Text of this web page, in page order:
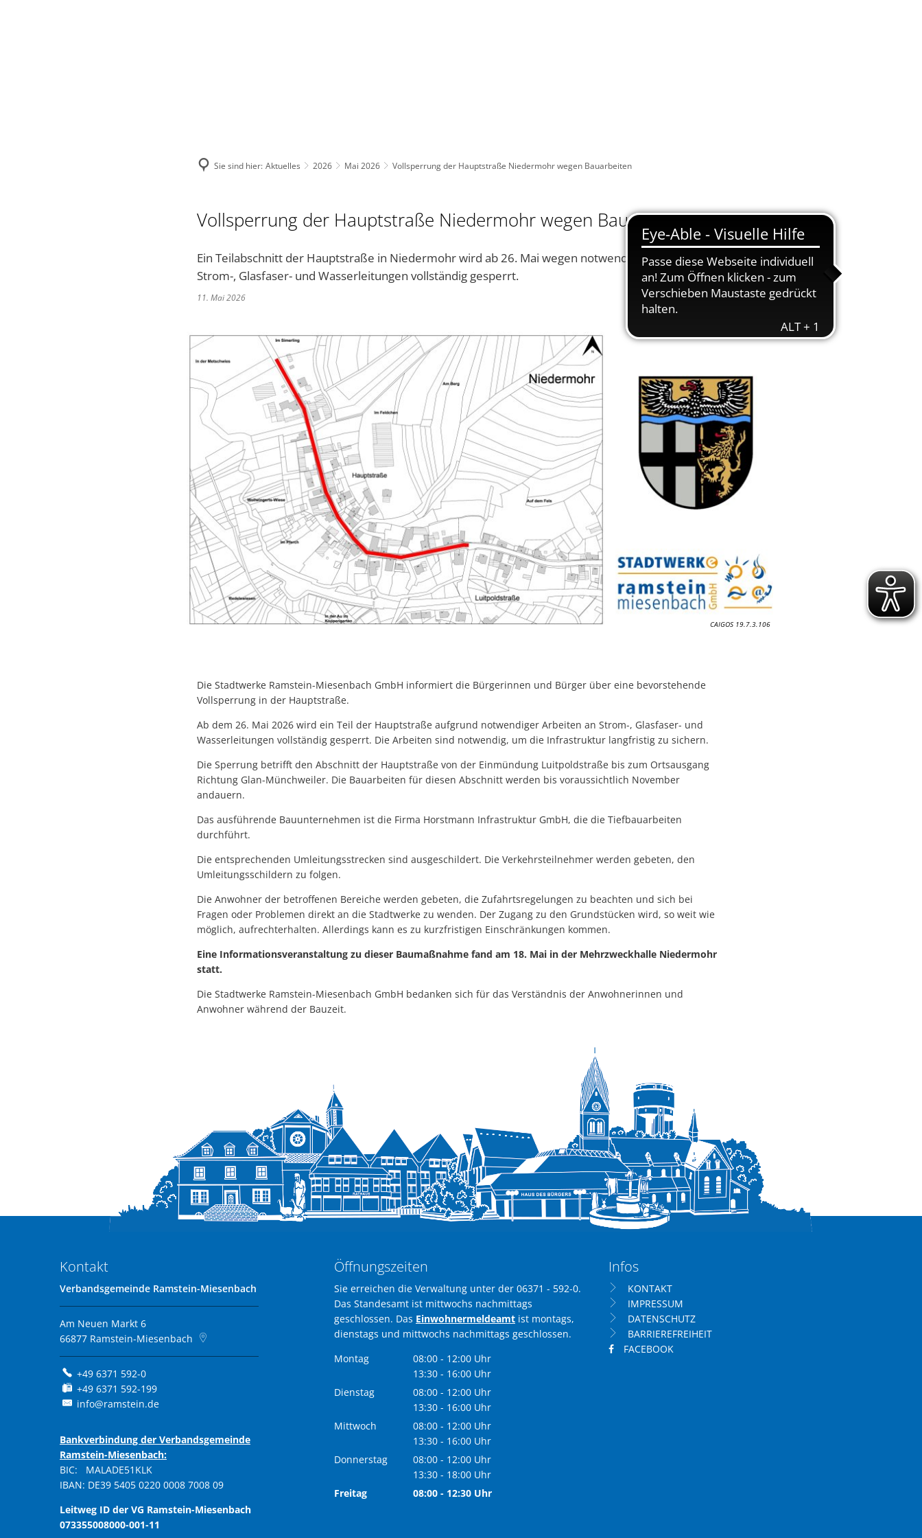
Sie sind hier: Aktuelles 2026 Mai 2026 Vollsperrung der Hauptstraße Niedermohr wegen Bauarbeiten
Vollsperrung der Hauptstraße Niedermohr wegen Bauarbeiten
Ein Teilabschnitt der Hauptstraße in Niedermohr wird ab 26. Mai wegen notwendiger Arbeiten an
Strom-, Glasfaser- und Wasserleitungen vollständig gesperrt.
11. Mai 2026
CAIGOS 19.7.3.106
Die Stadtwerke Ramstein-Miesenbach GmbH informiert die Bürgerinnen und Bürger über eine bevorstehende
Vollsperrung in der Hauptstraße.
Ab dem 26. Mai 2026 wird ein Teil der Hauptstraße aufgrund notwendiger Arbeiten an Strom-, Glasfaser- und
Wasserleitungen vollständig gesperrt. Die Arbeiten sind notwendig, um die Infrastruktur langfristig zu sichern.
Die Sperrung betrifft den Abschnitt der Hauptstraße von der Einmündung Luitpoldstraße bis zum Ortsausgang
Richtung Glan-Münchweiler. Die Bauarbeiten für diesen Abschnitt werden bis voraussichtlich November
andauern.
Das ausführende Bauunternehmen ist die Firma Horstmann Infrastruktur GmbH, die die Tiefbauarbeiten
durchführt.
Die entsprechenden Umleitungsstrecken sind ausgeschildert. Die Verkehrsteilnehmer werden gebeten, den
Umleitungsschildern zu folgen.
Die Anwohner der betroffenen Bereiche werden gebeten, die Zufahrtsregelungen zu beachten und sich bei
Fragen oder Problemen direkt an die Stadtwerke zu wenden. Der Zugang zu den Grundstücken wird, so weit wie
möglich, aufrechterhalten. Allerdings kann es zu kurzfristigen Einschränkungen kommen.
Eine Informationsveranstaltung zu dieser Baumaßnahme fand am 18. Mai in der Mehrzweckhalle Niedermohr
statt.
Die Stadtwerke Ramstein-Miesenbach GmbH bedanken sich für das Verständnis der Anwohnerinnen und
Anwohner während der Bauzeit.
Kontakt
Verbandsgemeinde Ramstein-Miesenbach
Am Neuen Markt 6
66877 Ramstein-Miesenbach
+49 6371 592-0
+49 6371 592-199
info@ramstein.de
Bankverbindung der Verbandsgemeinde
Ramstein-Miesenbach:
BIC: MALADE51KLK
IBAN: DE39 5405 0220 0008 7008 09
Leitweg ID der VG Ramstein-Miesenbach
073355008000-001-11
Öffnungszeiten
Sie erreichen die Verwaltung unter der 06371 - 592-0.
Das Standesamt ist mittwochs nachmittags
geschlossen. Das Einwohnermeldeamt ist montags,
dienstags und mittwochs nachmittags geschlossen.
Montag
08:00 - 12:00 Uhr
Von 08:00 bis 12:00 Uhr
13:30 - 16:00 Uhr
Von 13:30 bis 16:00 Uhr
Dienstag 08:00 - 12:00 Uhr
Von 08:00 bis 12:00 Uhr
13:30 - 16:00 Uhr
Von 13:30 bis 16:00 Uhr
Mittwoch 08:00 - 12:00 Uhr
Von 08:00 bis 12:00 Uhr
13:30 - 16:00 Uhr
Von 13:30 bis 16:00 Uhr
Donnerstag 08:00 - 12:00 Uhr
Von 08:00 bis 12:00 Uhr
13:30 - 18:00 Uhr
Von 13:30 bis 18:00 Uhr
Freitag 08:00 - 12:30 Uhr
Infos
KONTAKT
IMPRESSUM
DATENSCHUTZ
BARRIEREFREIHEIT
FACEBOOK